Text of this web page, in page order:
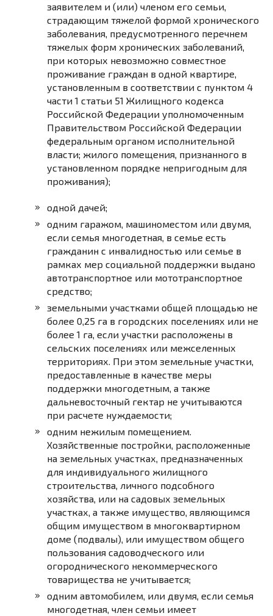
заявителем и (или) членом его семьи,
страдающим тяжелой формой хронического
заболевания, предусмотренного перечнем
тяжелых форм хронических заболеваний,
при которых невозможно совместное
проживание граждан в одной квартире,
установленным в соответствии с пунктом 4
части 1 статьи 51 Жилищного кодекса
Российской Федерации уполномоченным
Правительством Российской Федерации
федеральным органом исполнительной
власти; жилого помещения, признанного в
установленном порядке непригодным для
проживания);
одной дачей;
одним гаражом, машиноместом или двумя,
если семья многодетная, в семье есть
гражданин с инвалидностью или семье в
рамках мер социальной поддержки выдано
автотранспортное или мототранспортное
средство;
земельными участками общей площадью не
более 0,25 га в городских поселениях или не
более 1 га, если участки расположены в
сельских поселениях или межселенных
территориях. При этом земельные участки,
предоставленные в качестве меры
поддержки многодетным, а также
дальневосточный гектар не учитываются
при расчете нуждаемости;
одним нежилым помещением.
Хозяйственные постройки, расположенные
на земельных участках, предназначенных
для индивидуального жилищного
строительства, личного подсобного
хозяйства, или на садовых земельных
участках, а также имущество, являющимся
общим имуществом в многоквартирном
доме (подвалы), или имуществом общего
пользования садоводческого или
огороднического некоммерческого
товарищества не учитывается;
одним автомобилем, или двумя, если семья
многодетная, член семьи имеет